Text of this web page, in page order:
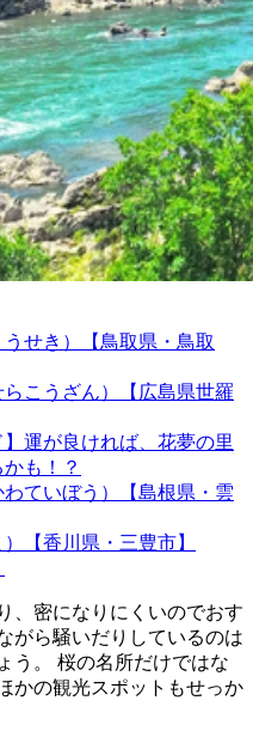
せき）【鳥取県・鳥取
こうざん）【広島県世羅
】運が良ければ、花夢の里
も！？
ていぼう）【島根県・雲
【香川県・三豊市】
、密になりにくいのでおす
がら騒いだりしているのは
う。 桜の名所だけではな
かの観光スポットもせっか